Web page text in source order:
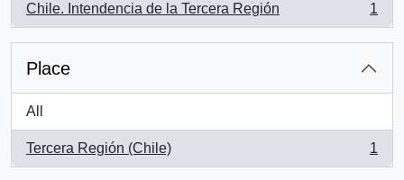
Chile. Intendencia de la Tercera Región
, 1 results
1
Place
All
Tercera Región (Chile)
, 1 results
1